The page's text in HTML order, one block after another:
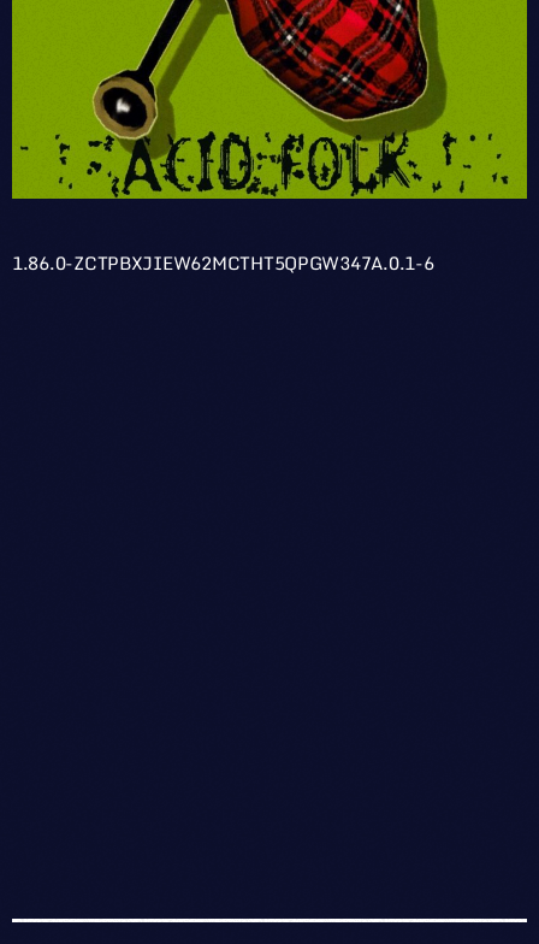
1.86.0-ZCTPBXJIEW62MCTHT5QPGW347A.0.1-6